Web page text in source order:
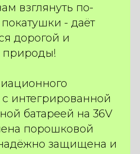
взглянуть по-
- даёт
дорогой и
природы!
интегрированной
батареей на 36V
порошковой
защищена и